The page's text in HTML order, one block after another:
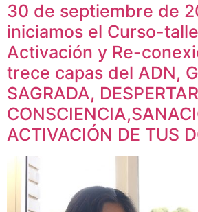
30 de septiembre de
iniciamos el Curso-
Activación y Re-
trece capas del ADN,
SAGRADA,
ACTIVACIÓN DE TUS